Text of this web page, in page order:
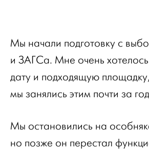
Мы начали подготовку с
и ЗАГСа. Мне очень
дату и подходящую
мы занялись этим почти за
Мы остановились на
но позже он перестал